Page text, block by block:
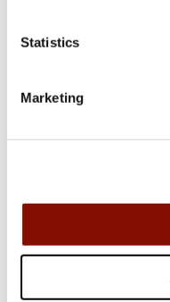
Statistics
Marketing
Online: I lager